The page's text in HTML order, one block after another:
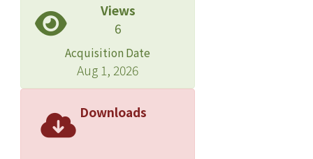
Views
6
Acquisition Date
Aug 1, 2026
Downloads